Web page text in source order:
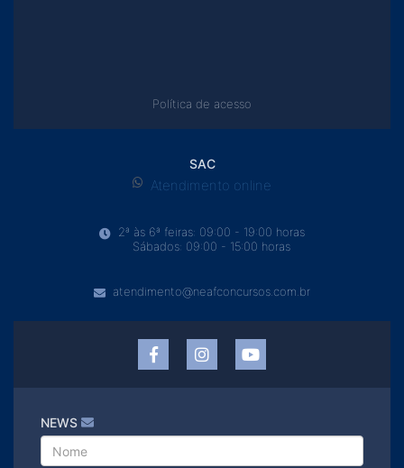
Política de acesso
SAC
Atendimento online
2ª às 6ª feiras: 09:00 - 19:00 horas
Sábados: 09:00 - 15:00 horas
atendimento@neafconcursos.com.br
NEWS